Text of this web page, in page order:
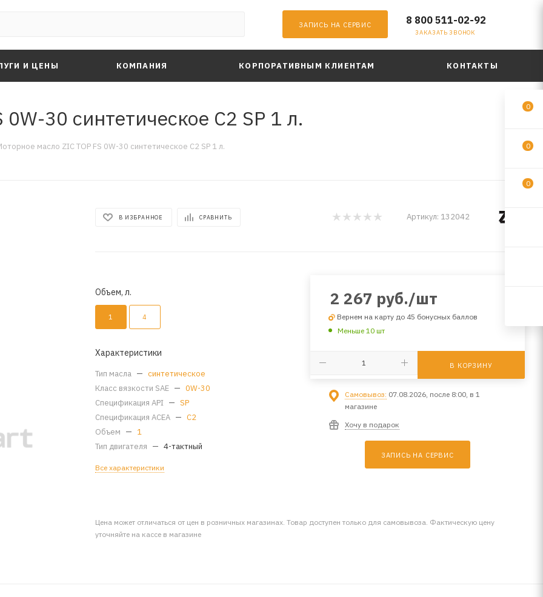
ЗАПИСЬ НА СЕРВИС 8 800 511-02-92
ЗАКАЗАТЬ ЗВОНОК
И ЦЕНЫ КОМПАНИЯ КОРПОРАТИВНЫМ КЛИЕНТАМ КОНТАКТЫ
30 синтетическое C2 SP 1 л.
масло ZIC TOP FS 0W-30 синтетическое C2 SP 1 л.
В ИЗБРАННОЕ СРАВНИТЬ Артикул: 132042
Объем, л.
1 4
Характеристики
Тип масла — синтетическое
Класс вязкости SAE — 0W-30
Спецификация API — SP
Спецификация ACEA — C2
Объем — 1
Тип двигателя — 4-тактный
Все характеристики
2 267 руб./шт
Вернем на карту до 45 бонусных баллов
Меньше 10 шт
В КОРЗИНУ
Самовывоз: 07.08.2026, после 8:00, в 1
магазине
Хочу в подарок
ЗАПИСЬ НА СЕРВИС
Цена может отличаться от цен в розничных магазинах. Товар доступен только для самовывоза. Фактическую цену
уточняйте на кассе в магазине
0
0
0